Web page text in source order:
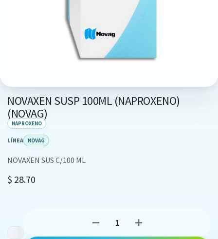
NOVAXEN SUSP 100ML (NAPROXENO)
(NOVAG)
NAPROXENO
LÍNEA NOVAG
NOVAXEN SUS C/100 ML
$ 28.70